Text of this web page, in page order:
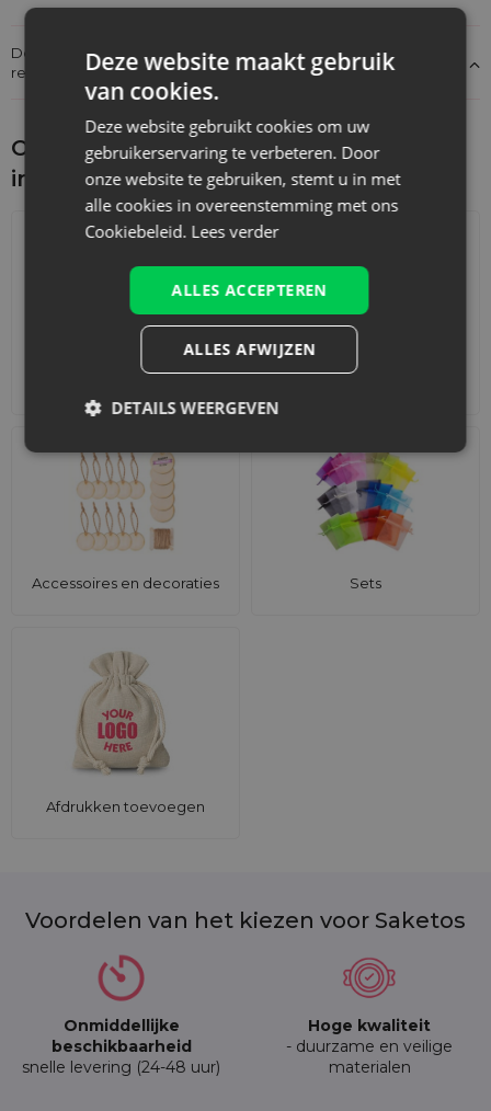
Details over de conformiteit van het product met de
regelgeving: Productverantwoordelijkheid
Ontdek wat je nog meer zou kunnen
interesseren
Accessoires en decoraties Sets
Afdrukken toevoegen
Voordelen van het kiezen voor Saketos
Onmiddellijke
beschikbaarheid
snelle levering (24-48 uur)
Hoge kwaliteit
- duurzame en veilige
materialen
Deze website maakt gebruik
van cookies.
Deze website gebruikt cookies om uw
gebruikerservaring te verbeteren. Door
onze website te gebruiken, stemt u in met
alle cookies in overeenstemming met ons
Cookiebeleid. Lees verder
ALLES ACCEPTEREN
ALLES AFWIJZEN
DETAILS WEERGEVEN